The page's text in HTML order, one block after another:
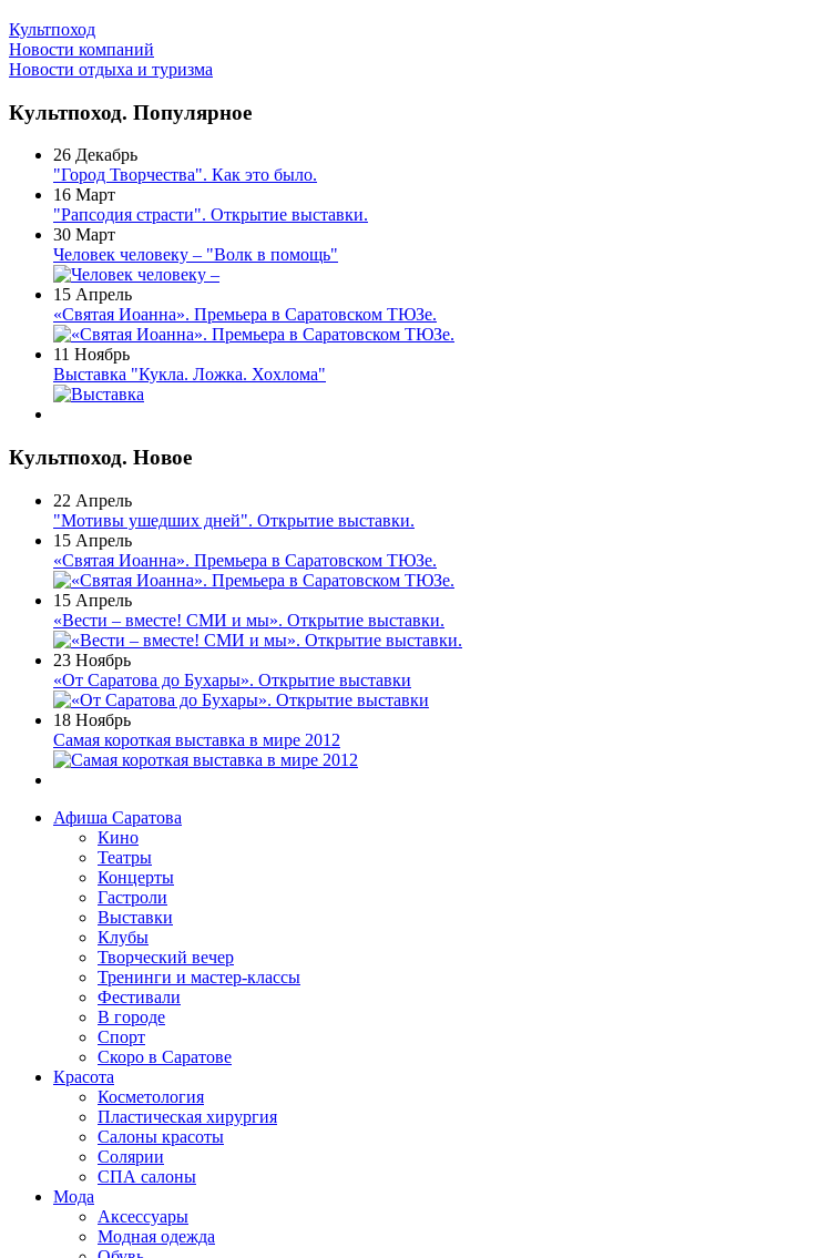
Культпоход
Новости компаний
Новости отдыха и туризма
Культпоход. Популярное
26 Декабрь
"Город Творчества". Как это было.
16 Март
"Рапсодия страсти". Открытие выставки.
30 Март
Человек человеку – "Волк в помощь"
15 Апрель
«Святая Иоанна». Премьера в Саратовском ТЮЗе.
11 Ноябрь
Выставка "Кукла. Ложка. Хохлома"
Культпоход. Новое
22 Апрель
"Мотивы ушедших дней". Открытие выставки.
15 Апрель
«Святая Иоанна». Премьера в Саратовском ТЮЗе.
15 Апрель
«Вести – вместе! СМИ и мы». Открытие выставки.
23 Ноябрь
«От Саратова до Бухары». Открытие выставки
18 Ноябрь
Самая короткая выставка в мире 2012
Афиша Саратова
Кино
Театры
Концерты
Гастроли
Выставки
Клубы
Творческий вечер
Тренинги и мастер-классы
Фестивали
В городе
Спорт
Скоро в Саратове
Красота
Косметология
Пластическая хирургия
Салоны красоты
Солярии
СПА салоны
Мода
Аксессуары
Модная одежда